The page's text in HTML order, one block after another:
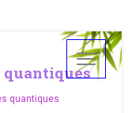
quantiques
quantiques